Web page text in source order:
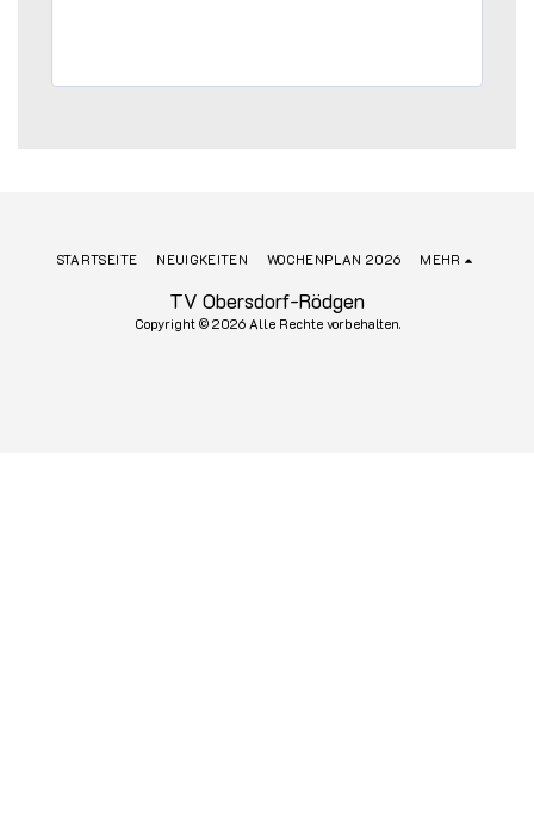
TV Obersdorf-Rödgen
Copyright © 2026 Alle Rechte vorbehalten.
STARTSEITE NEUIGKEITEN WOCHENPLAN 2026 MEHR